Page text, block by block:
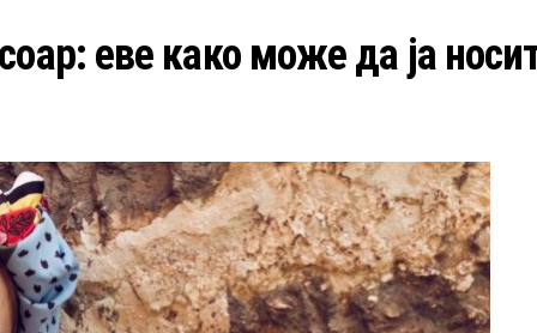
еве како може да ја